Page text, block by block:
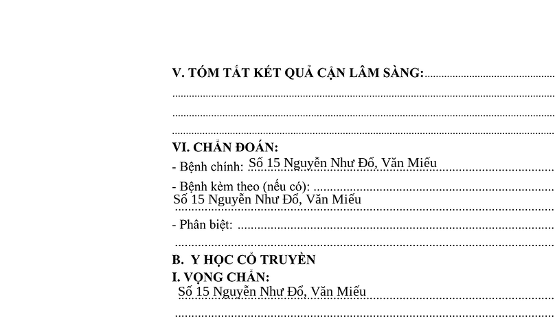
Số 15 Nguyễn Như Đổ, Văn Miếu​​​​
Số 15 Nguyễn Như Đổ, Văn Miếu​​​​
Số 15 Nguyễn Như Đổ, Văn Miếu​​​​